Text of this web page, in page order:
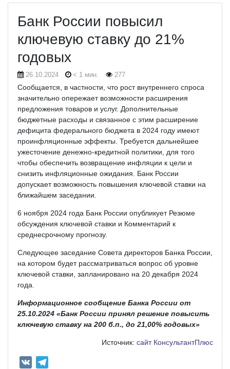
Банк России повысил
ключевую ставку до 21%
годовых
26.10.2024 < 1 мин. 277
Сообщается, в частности, что рост внутреннего спроса
значительно опережает возможности расширения
предложения товаров и услуг. Дополнительные
бюджетные расходы и связанное с этим расширение
дефицита федерального бюджета в 2024 году имеют
проинфляционные эффекты. Требуется дальнейшее
ужесточение денежно-кредитной политики, для того
чтобы обеспечить возвращение инфляции к цели и
снизить инфляционные ожидания. Банк России
допускает возможность повышения ключевой ставки на
ближайшем заседании.
6 ноября 2024 года Банк России опубликует Резюме
обсуждения ключевой ставки и Комментарий к
среднесрочному прогнозу.
Следующее заседание Совета директоров Банка России,
на котором будет рассматриваться вопрос об уровне
ключевой ставки, запланировано на 20 декабря 2024
года.
Информационное сообщение Банка России от
25.10.2024 «Банк России принял решение повысить
ключевую ставку на 200 б.п., до 21,00% годовых»
Источник: сайт КонсультантПлюс